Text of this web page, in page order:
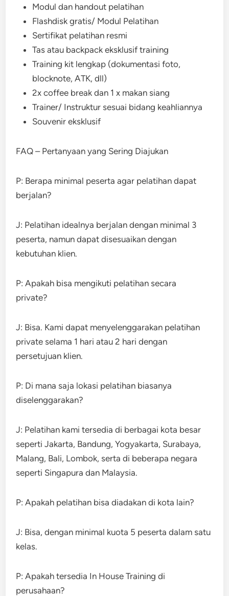
Modul dan handout pelatihan
Flashdisk gratis/ Modul Pelatihan
Sertifikat pelatihan resmi
Tas atau backpack eksklusif training
Training kit lengkap (dokumentasi foto,
blocknote, ATK, dll)
2x coffee break dan 1 x makan siang
Trainer/ Instruktur sesuai bidang keahliannya
Souvenir eksklusif
FAQ – Pertanyaan yang Sering Diajukan
P: Berapa minimal peserta agar pelatihan dapat
berjalan?
J: Pelatihan idealnya berjalan dengan minimal 3
peserta, namun dapat disesuaikan dengan
kebutuhan klien.
P: Apakah bisa mengikuti pelatihan secara
private?
J: Bisa. Kami dapat menyelenggarakan pelatihan
private selama 1 hari atau 2 hari dengan
persetujuan klien.
P: Di mana saja lokasi pelatihan biasanya
diselenggarakan?
J: Pelatihan kami tersedia di berbagai kota besar
seperti Jakarta, Bandung, Yogyakarta, Surabaya,
Malang, Bali, Lombok, serta di beberapa negara
seperti Singapura dan Malaysia.
P: Apakah pelatihan bisa diadakan di kota lain?
J: Bisa, dengan minimal kuota 5 peserta dalam satu
kelas.
P: Apakah tersedia In House Training di
perusahaan?